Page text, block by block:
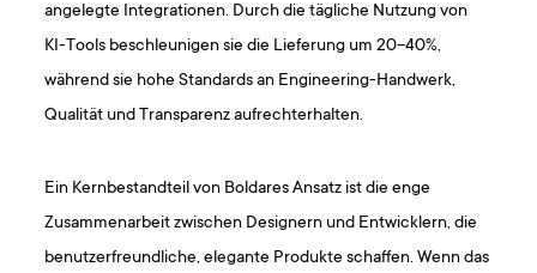
angelegte Integrationen. Durch die tägliche Nutzung von
KI-Tools beschleunigen sie die Lieferung um 20–40%,
während sie hohe Standards an Engineering-Handwerk,
Qualität und Transparenz aufrechterhalten.
Ein Kernbestandteil von Boldares Ansatz ist die enge
Zusammenarbeit zwischen Designern und Entwicklern, die
benutzerfreundliche, elegante Produkte schaffen. Wenn das